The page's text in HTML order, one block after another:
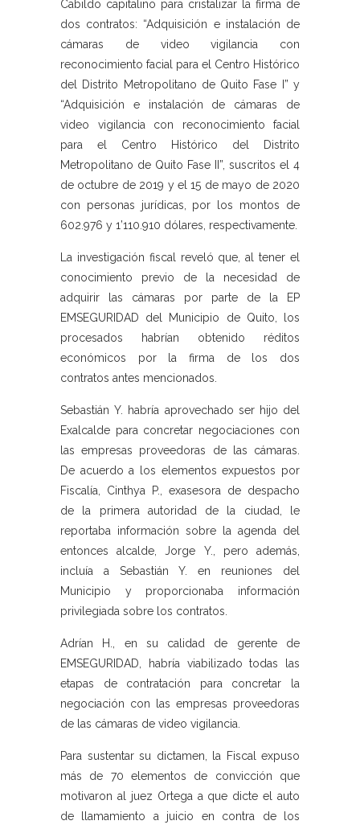
Cabildo capitalino para cristalizar la firma de
dos contratos: “Adquisición e instalación de
cámaras de video vigilancia con
reconocimiento facial para el Centro Histórico
del Distrito Metropolitano de Quito Fase I” y
“Adquisición e instalación de cámaras de
video vigilancia con reconocimiento facial
para el Centro Histórico del Distrito
Metropolitano de Quito Fase II”, suscritos el 4
de octubre de 2019 y el 15 de mayo de 2020
con personas jurídicas, por los montos de
602.976 y 1’110.910 dólares, respectivamente.
La investigación fiscal reveló que, al tener el
conocimiento previo de la necesidad de
adquirir las cámaras por parte de la EP
EMSEGURIDAD del Municipio de Quito, los
procesados habrían obtenido réditos
económicos por la firma de los dos
contratos antes mencionados.
Sebastián Y. habría aprovechado ser hijo del
Exalcalde para concretar negociaciones con
las empresas proveedoras de las cámaras.
De acuerdo a los elementos expuestos por
Fiscalía, Cinthya P., exasesora de despacho
de la primera autoridad de la ciudad, le
reportaba información sobre la agenda del
entonces alcalde, Jorge Y., pero además,
incluía a Sebastián Y. en reuniones del
Municipio y proporcionaba información
privilegiada sobre los contratos.
Adrían H., en su calidad de gerente de
EMSEGURIDAD, habría viabilizado todas las
etapas de contratación para concretar la
negociación con las empresas proveedoras
de las cámaras de video vigilancia.
Para sustentar su dictamen, la Fiscal expuso
más de 70 elementos de convicción que
motivaron al juez Ortega a que dicte el auto
de llamamiento a juicio en contra de los